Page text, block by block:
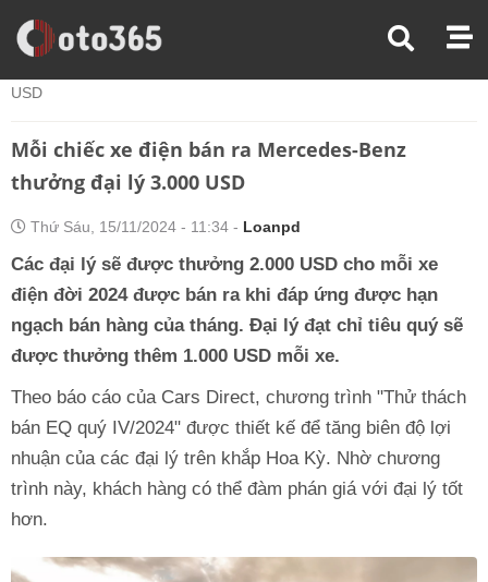
Trang Chủ
Thị Trường Xe
USD
Mỗi chiếc xe điện bán ra Mercedes-Benz
thưởng đại lý 3.000 USD
Thứ Sáu, 15/11/2024 - 11:34 - Loanpd
Các đại lý sẽ được thưởng 2.000 USD cho mỗi xe
điện đời 2024 được bán ra khi đáp ứng được hạn
ngạch bán hàng của tháng. Đại lý đạt chỉ tiêu quý sẽ
được thưởng thêm 1.000 USD mỗi xe.
Theo báo cáo của Cars Direct, chương trình "Thử thách
bán EQ quý IV/2024" được thiết kế để tăng biên độ lợi
nhuận của các đại lý trên khắp Hoa Kỳ. Nhờ chương
trình này, khách hàng có thể đàm phán giá với đại lý tốt
hơn.